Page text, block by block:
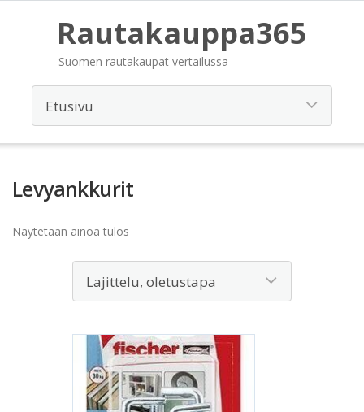
Rautakauppa365
Suomen rautakaupat vertailussa
Levyankkurit
Näytetään ainoa tulos